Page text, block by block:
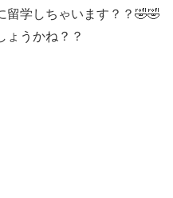
留学しちゃいます？？🤣🤣
ょうかね？？